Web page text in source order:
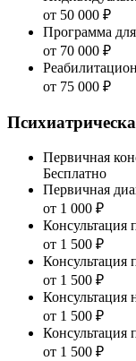
от 50 000 ₽
Программа
от 70 000 ₽
от 75 000 ₽
Первичная
Бесплатно
Первичная
от 1 000 ₽
Консультация
от 1 500 ₽
Консультация
от 1 500 ₽
Консультация
от 1 500 ₽
Консультация
от 1 500 ₽